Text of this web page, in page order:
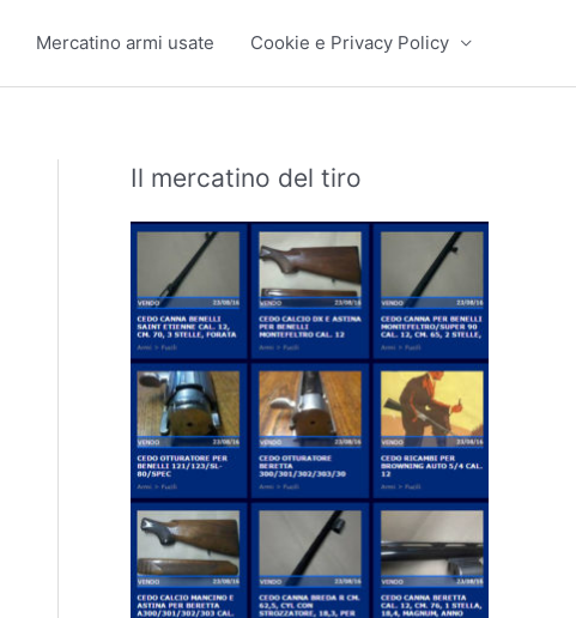
Mercatino armi usate Cookie e Privacy Policy
Il mercatino del tiro